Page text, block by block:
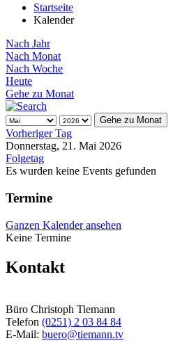
Startseite
Kalender
Nach Jahr
Nach Monat
Nach Woche
Heute
Gehe zu Monat
Gehe zu Monat
Vorheriger Tag
Donnerstag, 21. Mai 2026
Folgetag
Es wurden keine Events gefunden
Termine
Ganzen Kalender ansehen
Keine Termine
Kontakt
Büro Christoph Tiemann
Telefon (0251) 2 03 84 84
E-Mail: buero@tiemann.tv